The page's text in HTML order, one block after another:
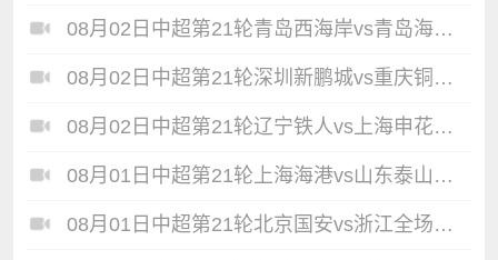
08月02日中超第21轮青岛西海岸vs青岛海牛全场录像
08月02日中超第21轮深圳新鹏城vs重庆铜梁龙全场录像
08月02日中超第21轮辽宁铁人vs上海申花全场录像
08月01日中超第21轮上海海港vs山东泰山全场录像
08月01日中超第21轮北京国安vs浙江全场录像